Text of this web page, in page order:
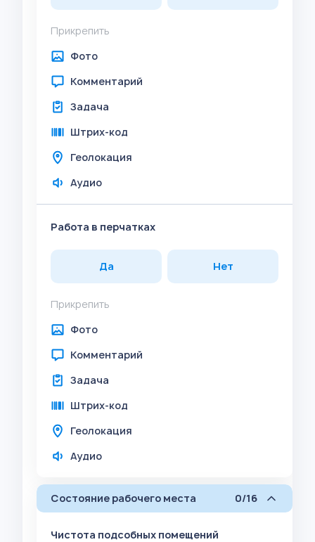
Прикрепить
Фото
Комментарий
Задача
Штрих-код
Геолокация
Аудио
Работа в перчатках
Да Нет
Прикрепить
Фото
Комментарий
Задача
Штрих-код
Геолокация
Аудио
Состояние рабочего места 0/16
Чистота подсобных помещений